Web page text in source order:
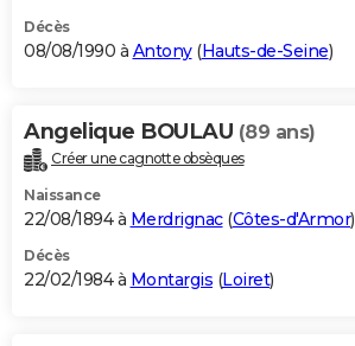
Décès
08/08/1990 à Antony(Hauts-de-Seine)
Angelique BOULAU (89 ans)
Créer une cagnotte obsèques
Naissance
22/08/1894 à Merdrignac(Côtes-d'Armor)
Décès
22/02/1984 à Montargis (Loiret)